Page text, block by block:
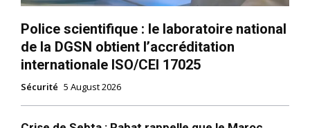
Insight Publications
Police scientifique : le laboratoire national
de la DGSN obtient l’accréditation
internationale ISO/CEI 17025
Sécurité 5 August 2026